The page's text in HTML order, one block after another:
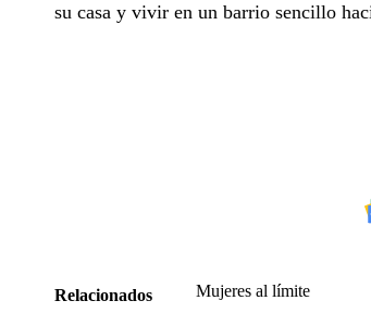
su casa y vivir en un barrio sencillo
Relacionados Mujeres al límite